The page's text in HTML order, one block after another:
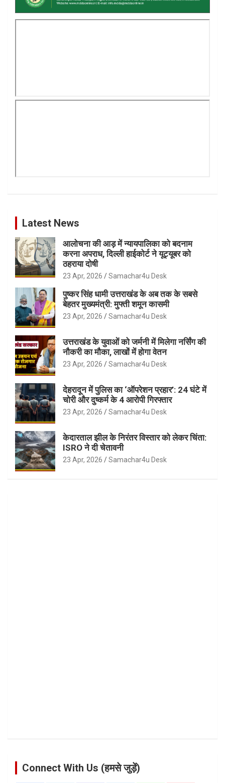
Latest News
आलोचना की आड़ में न्यायपालिका को बदनाम
करना अपराध, दिल्ली हाईकोर्ट ने यूट्यूबर को
ठहराया दोषी
23 Apr, 2026 Samachar4u Desk
पुष्कर सिंह धामी उत्तराखंड के अब तक के सबसे
बेहतर मुख्यमंत्री: मुफ्ती शमून कासमी
23 Apr, 2026 Samachar4u Desk
उत्तराखंड के युवाओं को जर्मनी में मिलेगा नर्सिंग की
नौकरी का मौका, लाखों में होगा वेतन
23 Apr, 2026 Samachar4u Desk
देहरादून में पुलिस का ‘ऑपरेशन प्रहार’: 24 घंटे में
चोरी और दुष्कर्म के 4 आरोपी गिरफ्तार
23 Apr, 2026 Samachar4u Desk
केदारताल झील के निरंतर विस्तार को लेकर चिंता:
ISRO ने दी चेतावनी
23 Apr, 2026 Samachar4u Desk
Connect With Us (हमसे जुड़ें)